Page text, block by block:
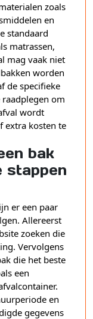
zoals
en
standaard
matrassen,
mag vaak niet
worden
de specifieke
om
wordt
extra kosten te
bak
stappen
er een paar
Allereerst
zoeken die
Vervolgens
die het beste
een
en
gegevens